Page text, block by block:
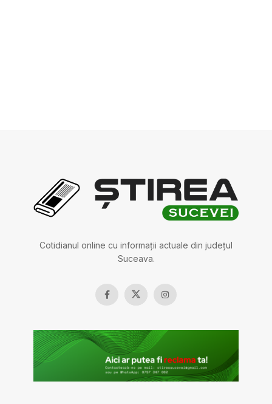
Cotidianul online cu informații actuale din județul
Suceava.